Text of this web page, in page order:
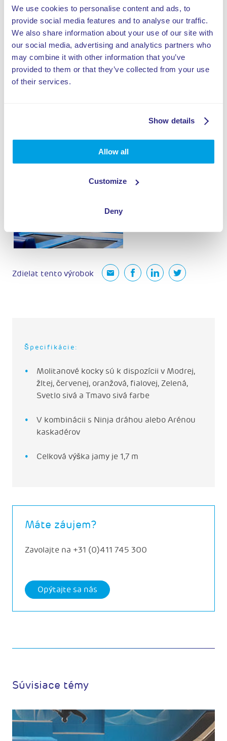
We use cookies to personalise content and ads, to
provide social media features and to analyse our traffic.
We also share information about your use of our site with
our social media, advertising and analytics partners who
may combine it with other information that you’ve
provided to them or that they’ve collected from your use
of their services.
Show details
Allow all
Customize
Deny
Zdielat tento výrobok
Špecifikácie:
Molitanové kocky sú k dispozícii v Modrej,
žltej, červenej, oranžová, fialovej, Zelená,
Svetlo sivá a Tmavo sivá farbe
V kombinácii s Ninja dráhou alebo Arénou
kaskadérov
Celková výška jamy je 1,7 m
Máte záujem?
Zavolajte na +31 (0)411 745 300
Opýtajte sa nás
Súvisiace témy